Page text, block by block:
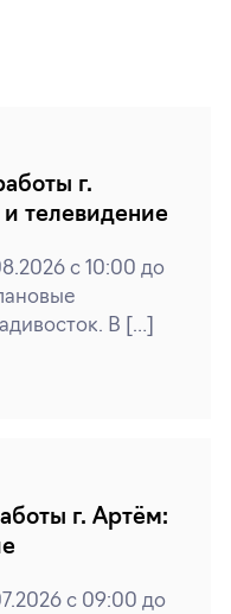
г.
телевидение
с 10:00 до
В […]
г. Артём:
с 09:00 до